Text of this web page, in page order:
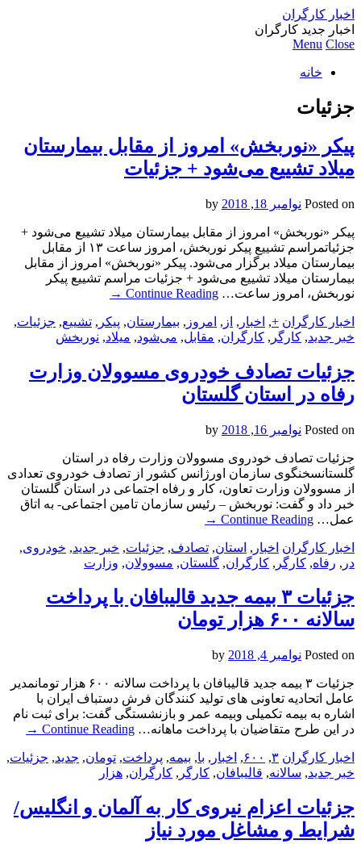
اخبار کارگران
اخبار جدید کارگران
Menu Close
خانه
جزئیات
پیکر «نوربخش» امروز از مقابل بیمارستان
میلاد تشییع می‌شود + جزئیات
Posted on نوامبر 18, 2018
پیکر «نوربخش» امروز از مقابل بیمارستان میلاد تشییع می‌شود +
جزئیاتمراسم تشییع پیکر نوربخش، امروز ساعت ۱۳ از مقابل
بیمارستان میلاد برگزار می‌شود. پیکر «نوربخش» امروز از مقابل
بیمارستان میلاد تشییع می‌شود + جزئیات مراسم تشییع پیکر
نوربخش، امروز ساعت… Continue Reading
→
اخبار کارگران +
, اخبار , از , امروز , بیمارستان, پیکر , تشییع, جزئیات,
خبر جدید, کارگر , کارگران, مقابل, می‌شود, میلاد, نوربخش
جزئیات تصادف خودروی مسوولان وزارت
رفاه در استان گلستان
Posted on نوامبر 16, 2018
جزئیات تصادف خودروی مسوولان وزارت رفاه در استان
گلستانسخنگوی سازمان اورژانس کشور از تصادف خودروی تعدادی
از مسوولان وزارت تعاون، کار و رفاه اجتماعی در استان گلستان
خبر داد و گفت: نوربخش – رئیس سازمان تامین اجتماعی- به اتاق
عمل… Continue Reading
→
اخبار کارگران اخبار , استان, تصادف, جزئیات, خبر جدید, خودروی,
در , رفاه, کارگر , کارگران, گلستان, مسوولان, وزارت
جزئیات ۳ بیمه جدید قالیبافان با پرداخت
سالانه ۶۰۰ هزار تومان
Posted on نوامبر 4, 2018
جزئیات ۳ بیمه جدید قالیبافان با پرداخت سالانه ۶۰۰ هزار تومانمدیر
عامل اتحادیه تعاونی های تولید کنندگان فرش دستباف ایران با
اشاره به بیمه تکمیلی وبیمه عمر و بازنشستگی گفت: برای ثبت نام
در این طرح متقاضیان با پرداخت ماهانه… Continue Reading
→
اخبار کارگران ۳, ۶۰۰, اخبار , با, بیمه, پرداخت, تومان, جدید, جزئیات,
خبر جدید, سالانه, قالیبافان, کارگر , کارگران, هزار
جزئیات اعزام نیروی کار به آلمان و انگلیس/
شرایط و مشاغل مورد نیاز